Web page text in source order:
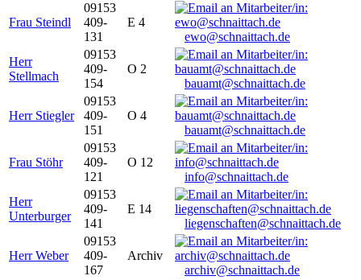
Frau Steindl
09153
409-
131
E 4
ewo@schnaittach.de
Herr
Stellmach
09153
409-
154
O 2
bauamt@schnaittach.de
Herr Stiegler
09153
409-
151
O 4
bauamt@schnaittach.de
Frau Stöhr
09153
409-
121
O 12
info@schnaittach.de
Herr
Unterburger
09153
409-
141
E 14
liegenschaften@schnaittach.de
Herr Weber
09153
409-
167
Archiv
archiv@schnaittach.de